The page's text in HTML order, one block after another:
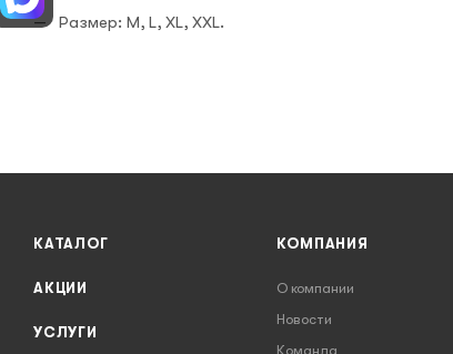
Размер: M, L, XL, XXL.
КАТАЛОГ
АКЦИИ
УСЛУГИ
КОМПАНИЯ
О компании
Новости
Команда